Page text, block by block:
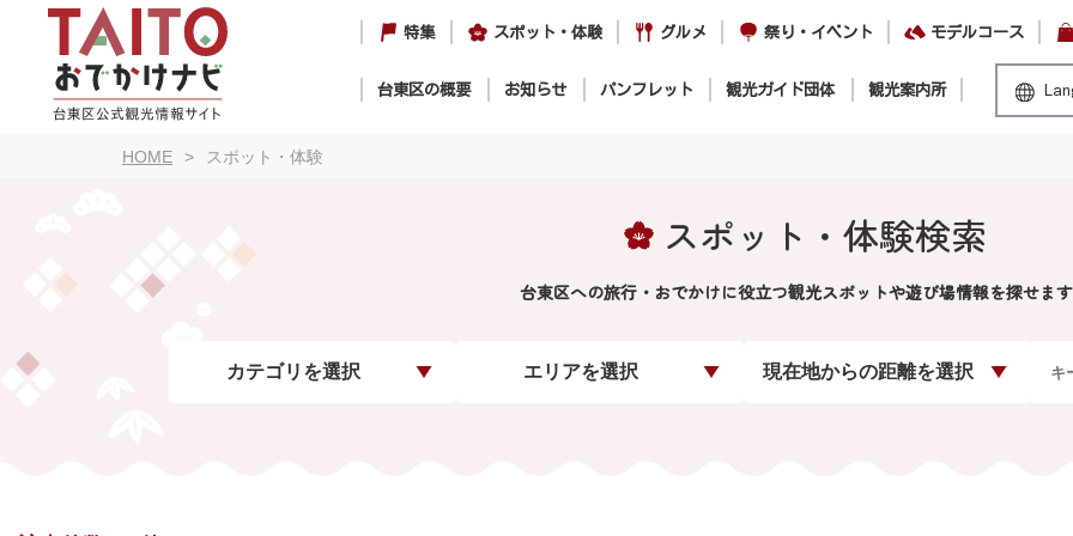
特集 スポット・体験 グルメ 祭り・イベント モデルコース
台東区の概要 お知らせ パンフレット 観光ガイド団体 観光案内所
HOME スポット・体験
スポット・体験検索
台東区への旅行・おでかけに役立つ観光スポットや遊び場情報を探せま
カテゴリを選択 エリアを選択 現在地からの距離を選択